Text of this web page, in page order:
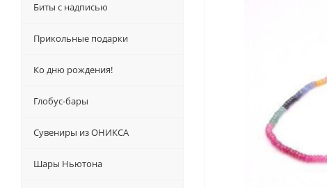
Биты с надписью
Прикольные подарки
Ко дню рождения!
Глобус-бары
Сувениры из ОНИКСА
Шары Ньютона